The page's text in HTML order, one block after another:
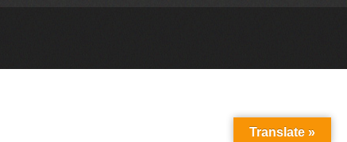
Translate »